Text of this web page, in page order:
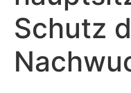
Schutz